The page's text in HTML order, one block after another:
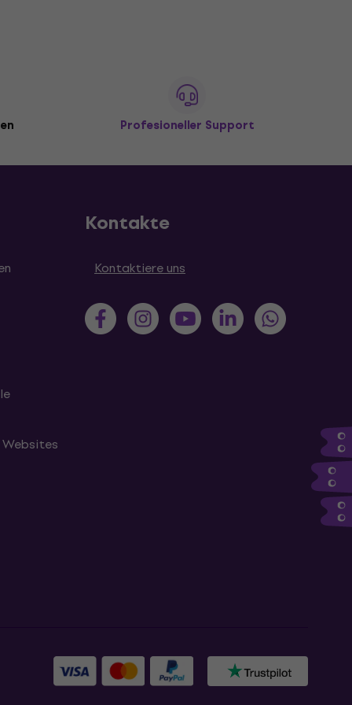
Profesioneller Support
Kontakte
Kontaktiere uns